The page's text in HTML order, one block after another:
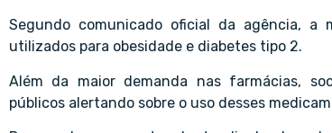
Segundo comunicado oficial da agência, a
utilizados para obesidade e diabetes tipo 2.
Além da maior demanda nas farmácias,
públicos alertando sobre o uso desses